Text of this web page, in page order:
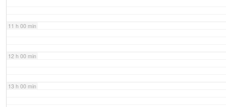
11 h 00 min
12 h 00 min
13 h 00 min